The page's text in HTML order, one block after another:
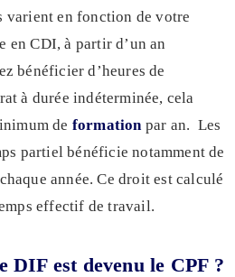
varient en fonction de votre
en CDI, à partir d’un an
bénéficier d’heures de
à durée indéterminée, cela
de formation par an. Les
partiel bénéficie notamment de
chaque année. Ce droit est calculé
effectif de travail.
DIF est devenu le CPF ?